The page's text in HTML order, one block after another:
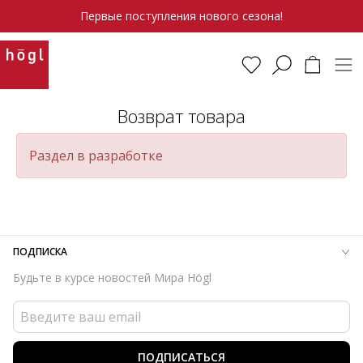
Первые поступления нового сезона!
Возврат товара
Раздел в разработке
ПОДПИСКА
Будьте в курсе новостей Мира Högl
ПОДПИСАТЬСЯ